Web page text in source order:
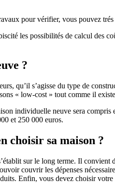
pour vérifier, vous pouvez
les possibilités de calcul
?
qu’il s’agisse du type de
« low-cost » tout comme il
individuelle neuve sera
et 250 000 euros.
choisir sa maison ?
sur le long terme. Il
couvrir les dépenses
Enfin, vous devez choisir